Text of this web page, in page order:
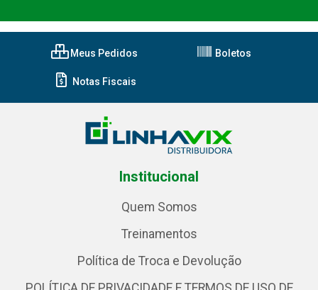
Meus Pedidos Boletos
Notas Fiscais
Institucional
Quem Somos
Treinamentos
Política de Troca e Devolução